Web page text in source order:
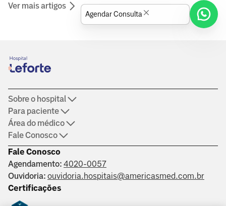
especialistas da área da saúde.
Ver mais artigos
Fale Conosco
Agendamento: 4020-0057
Ouvidoria: ouvidoria.hospitais@americasmed.com.br
Certificações
Sobre o hospital
Para paciente
Área do médico
Fale Conosco
Agendar Consulta